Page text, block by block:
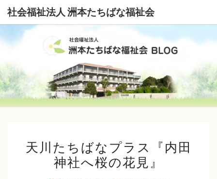
社会福祉法人 洲本たちばな福祉会
社
会
福
法
人
川
た
天川たちばなプラス『内田
神社へ桜の花見』